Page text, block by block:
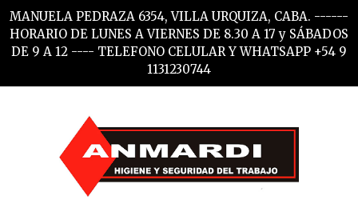
MANUELA PEDRAZA 6354, VILLA URQUIZA, CABA. ------
HORARIO DE LUNES A VIERNES DE 8.30 A 17 y SÁBADOS
DE 9 A 12 ---- TELEFONO CELULAR Y WHATSAPP +54 9
1131230744